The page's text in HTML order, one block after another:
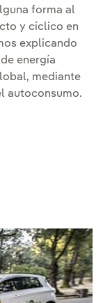
forma al
y cíclico en
explicando
energía
mediante
autoconsumo.
Sol: una
del Sol: una
el Día del Sol: